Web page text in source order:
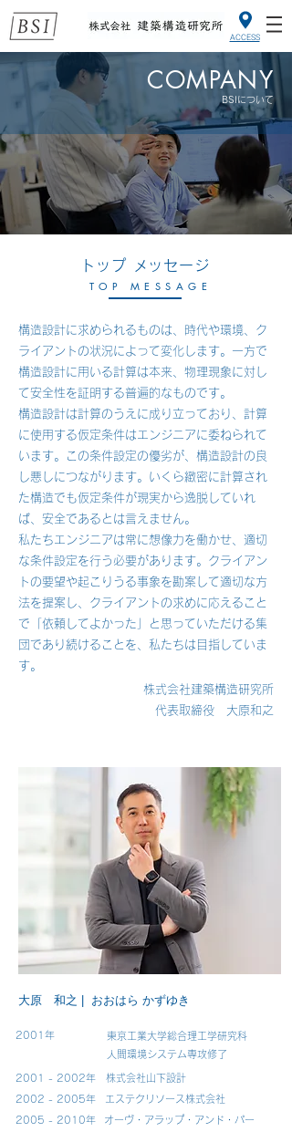
ACCESS
COMPANY
BSIについて
トップ メッセージ
TOP MESSAGE
構造設計に求められるものは、時代や環境、ク
ライアントの状況によって変化します。一方で
構造設計に用いる計算は本来、物理現象に対し
て安全性を証明する普遍的なものです。
構造設計は計算のうえに成り立っており、計算
に使用する仮定条件はエンジニアに委ねられて
います。この条件設定の優劣が、構造設計の良
し悪しにつながります。いくら緻密に計算され
た構造でも仮定条件が現実から逸脱していれ
ば、安全であるとは言えません。
私たちエンジニアは常に想像力を働かせ、適切
な条件設定を行う必要があります。クライアン
トの要望や起こりうる事象を勘案して適切な方
法を提案し、クライアントの求めに応えること
で「依頼してよかった」と思っていただける集
団であり続けることを、私たちは目指していま
す。
株式会社建築構造研究所
​代表取締役 大原和之
大原 和之 | おおはら かずゆき
2001年
東京工業大学総合理工学研究科
人間環境システム専攻修了
2001 - 2002年 株式会社山下設計
2002 - 2005年 エステクリソース株式会社
2005 - 2010年
オーヴ・アラップ・アンド・パー